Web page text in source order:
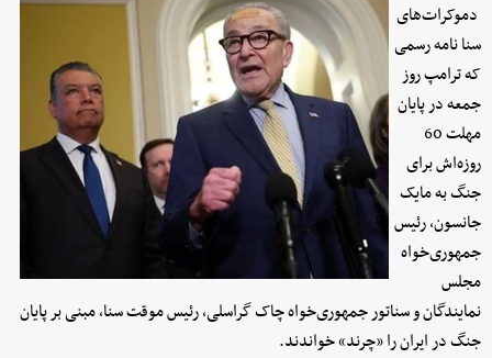
دموکرات‌های
سنا نامه‌ رسمی
که ترامپ روز
جمعه در پایان
مهلت 60
روزه‌اش برای
جنگ به مایک
جانسون، رئیس
جمهوری‌خواه
مجلس
نمایندگان و سناتور جمهوری‌خواه چاک گراسلی، رئیس موقت سنا، مبنی بر پایان
جنگ در ایران را «چرند» خواندند.